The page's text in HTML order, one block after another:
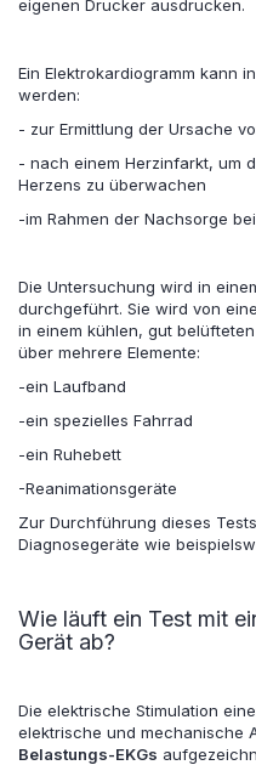
eigenen Drucker ausdrucken.
Ein Elektrokardiogramm kann
werden:
- zur Ermittlung der Ursache
- nach einem Herzinfarkt, um
Herzens zu überwachen
-im Rahmen der Nachsorge
Die Untersuchung wird in
durchgeführt. Sie wird von
in einem kühlen, gut
über mehrere Elemente:
-ein Laufband
-ein spezielles Fahrrad
-ein Ruhebett
-Reanimationsgeräte
Zur Durchführung dieses
Diagnosegeräte wie
Wie läuft ein Test mit
Gerät ab?
Die elektrische Stimulation
elektrische und mechanische
Belastungs-EKGs